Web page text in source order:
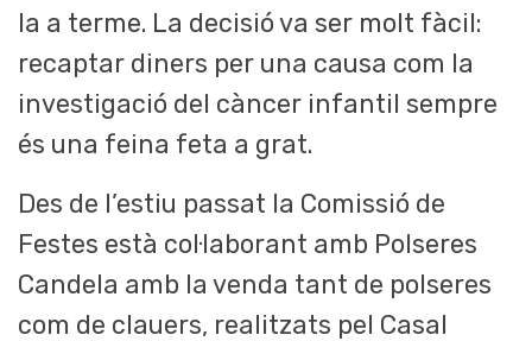
la a terme. La decisió va ser molt fàcil:
recaptar diners per una causa com la
investigació del càncer infantil sempre
és una feina feta a grat.
Des de l’estiu passat la Comissió de
Festes està col·laborant amb Polseres
Candela amb la venda tant de polseres
com de clauers, realitzats pel Casal